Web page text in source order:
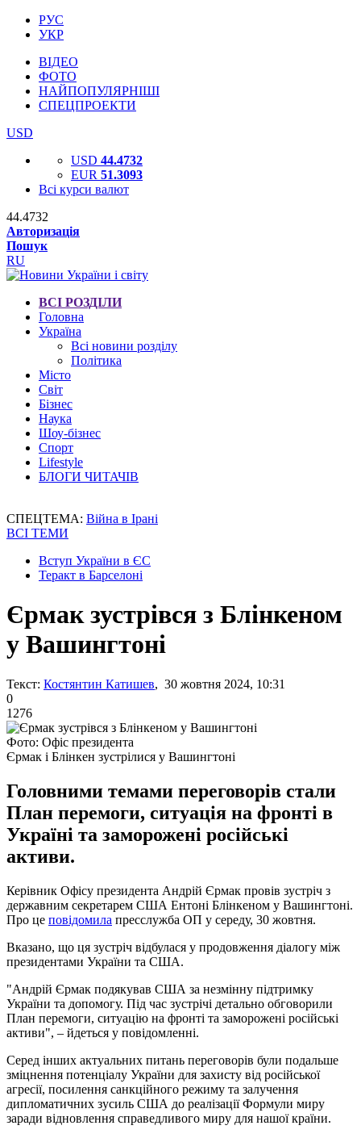
РУС
УКР
ВІДЕО
ФОТО
НАЙПОПУЛЯРНІШІ
СПЕЦПРОЕКТИ
USD
USD 44.4732
EUR 51.3093
Всі курси валют
44.4732
Авторизація
Пошук
RU
ВСІ РОЗДІЛИ
Головна
Україна
Всі новини розділу
Політика
Місто
Світ
Бізнес
Наука
Шоу-бізнес
Спорт
Lifestyle
БЛОГИ ЧИТАЧІВ
СПЕЦТЕМА: Війна в Ірані
ВСІ ТЕМИ
Вступ України в ЄС
Теракт в Барселоні
Єрмак зустрівся з Блінкеном
у Вашингтоні
Текст: Костянтин Катишев, 30 жовтня 2024, 10:31
0
1276
Фото: Офіс президента
Єрмак і Блінкен зустрілися у Вашингтоні
Головними темами переговорів стали
План перемоги, ситуація на фронті в
Україні та заморожені російські
активи.
Керівник Офісу президента Андрій Єрмак провів зустріч з
державним секретарем США Ентоні Блінкеном у Вашингтоні.
Про це повідомила пресслужба ОП у середу, 30 жовтня.
Вказано, що ця зустріч відбулася у продовження діалогу між
президентами України та США.
"Андрій Єрмак подякував США за незмінну підтримку
України та допомогу. Під час зустрічі детально обговорили
План перемоги, ситуацію на фронті та заморожені російські
активи", – йдеться у повідомленні.
Серед інших актуальних питань переговорів були подальше
зміцнення потенціалу України для захисту від російської
агресії, посилення санкційного режиму та залучення
дипломатичних зусиль США до реалізації Формули миру
заради відновлення справедливого миру для нашої країни.